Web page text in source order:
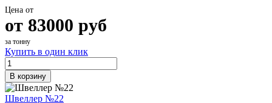
Цена от
от 83000 руб
за тонну
Купить в один клик
В корзину
Швеллер №22